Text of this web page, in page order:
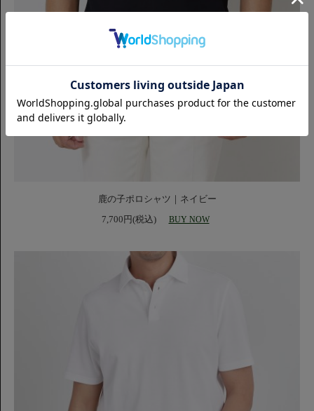
鹿の子ポロシャツ｜ネイビー
7,700円(税込)
BUY NOW